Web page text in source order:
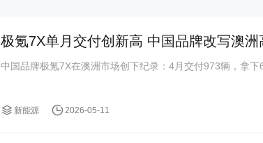
极氪7X单月交付创新高 中国品牌改写澳
中国品牌极氪7X在澳洲市场创下纪录：4月交付973辆，拿下
新能源 2026-05-11